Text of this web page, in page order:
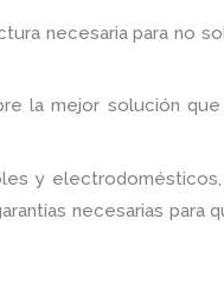
necesaria para no
la mejor solución que
y
necesarias para